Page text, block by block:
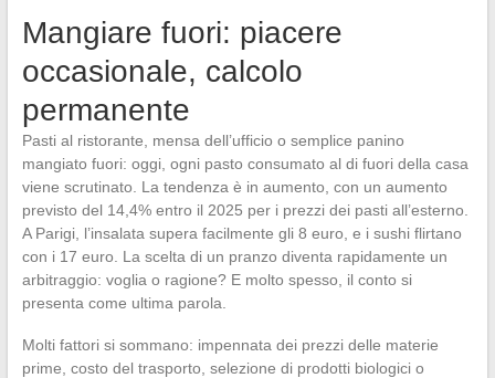
Mangiare fuori: piacere
occasionale, calcolo
permanente
Pasti al ristorante, mensa dell’ufficio o semplice panino
mangiato fuori: oggi, ogni pasto consumato al di fuori della casa
viene scrutinato. La tendenza è in aumento, con un aumento
previsto del 14,4% entro il 2025 per i prezzi dei pasti all’esterno.
A Parigi, l’insalata supera facilmente gli 8 euro, e i sushi flirtano
con i 17 euro. La scelta di un pranzo diventa rapidamente un
arbitraggio: voglia o ragione? E molto spesso, il conto si
presenta come ultima parola.
Molti fattori si sommano: impennata dei prezzi delle materie
prime, costo del trasporto, selezione di prodotti biologici o